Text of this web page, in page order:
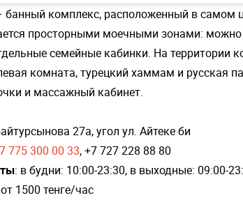
банный комплекс, расположенный в самом
просторными моечными зонами:
семейные кабинки. На территории
комната, турецкий хаммам и русская
и массажный кабинет.
27а, угол ул. Айтеке би
775 300 00 33, +7 727 228 88 80
: в будни: 10:00-23:30, в выходные: 09:00-
1500 тенге/час